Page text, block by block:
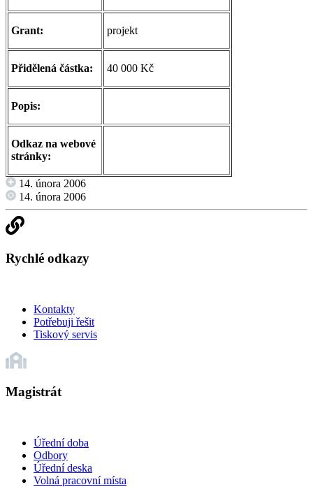
Grant: projekt
Přidělená částka: 40 000 Kč
Popis:
Odkaz na webové
stránky:
14. února 2006
14. února 2006
Rychlé odkazy
Kontakty
Potřebuji řešit
Tiskový servis
Magistrát
Úřední doba
Odbory
Úřední deska
Volná pracovní místa